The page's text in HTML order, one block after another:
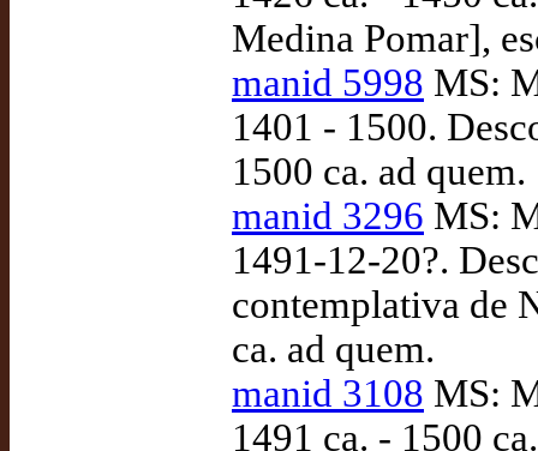
Medina Pomar],
manid 5998 MS:
1401 - 1500.
1500 ca. ad quem.
manid 3296 MS:
1491-12-20?.
contemplativa de
ca. ad quem.
manid 3108 MS:
1491 ca. - 1500